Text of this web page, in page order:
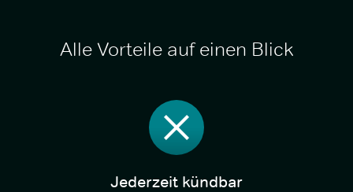
Alle Vorteile auf einen Blick
Jederzeit kündbar